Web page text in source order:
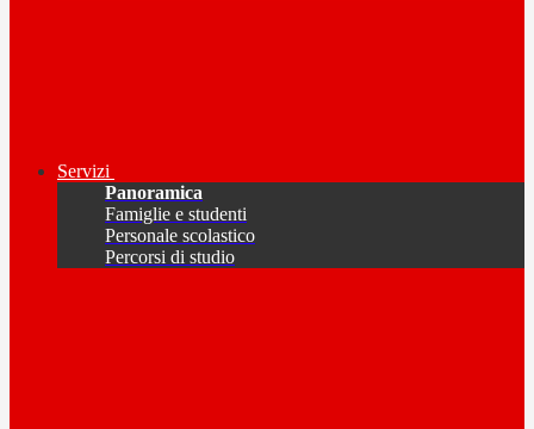
Servizi
Panoramica
Famiglie e studenti
Personale scolastico
Percorsi di studio